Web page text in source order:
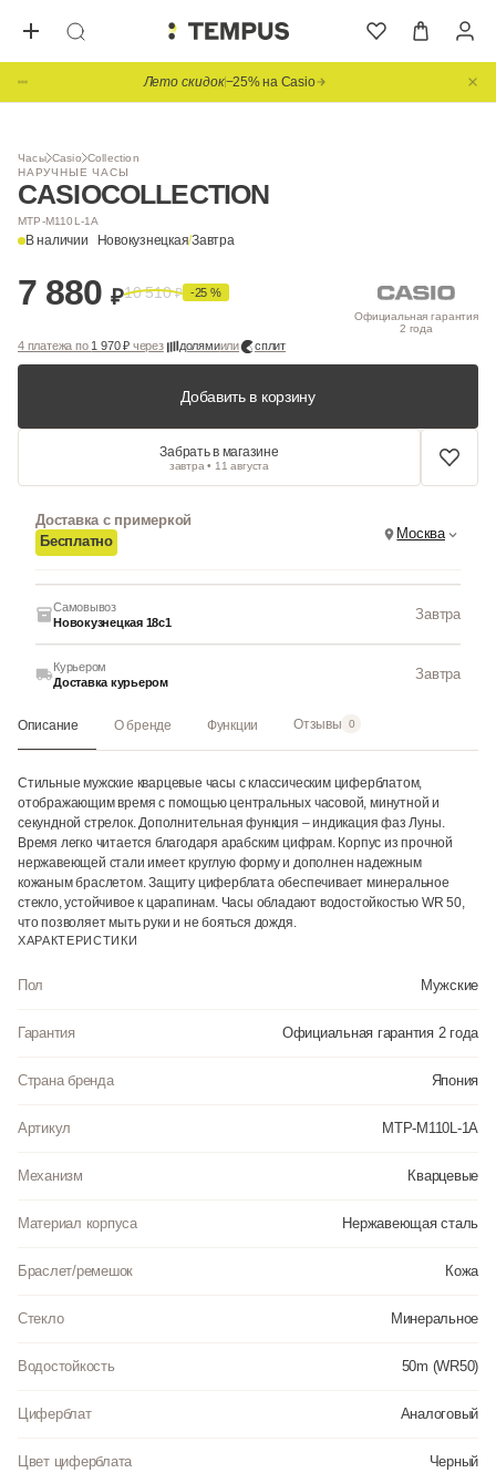
Лето скидок−25% на Casio
Часы Casio Collection
НАРУЧНЫЕ ЧАСЫ
CASIOCOLLECTION
MTP-M110L-1A
В наличии Новокузнецкая/Завтра
1/ 3
7 880 ₽10 510₽ -25 %
Официальная гарантия
2 года
4 платежа по 1 970 ₽через долямиили сплит
Добавить в корзину
Забрать в магазине
завтра • 11 августа
Доставка с примеркой
Бесплатно
Москва
Самовывоз
Новокузнецкая 18с1
Завтра
Курьером
Доставка курьером
Завтра
Описание О бренде Функции Отзывы 0
Стильные мужские кварцевые часы с классическим циферблатом,
отображающим время с помощью центральных часовой, минутной и
секундной стрелок. Дополнительная функция – индикация фаз Луны.
Время легко читается благодаря арабским цифрам. Корпус из прочной
нержавеющей стали имеет круглую форму и дополнен надежным
кожаным браслетом. Защиту циферблата обеспечивает минеральное
стекло, устойчивое к царапинам. Часы обладают водостойкостью WR 50,
что позволяет мыть руки и не бояться дождя.
ХАРАКТЕРИСТИКИ
Пол Мужские
Гарантия Официальная гарантия 2 года
Страна бренда Япония
Артикул MTP-M110L-1A
Механизм Кварцевые
Материал корпуса Нержавеющая сталь
Браслет/ремешок Кожа
Стекло Минеральное
Водостойкость 50m (WR50)
Циферблат Аналоговый
Цвет циферблата Черный